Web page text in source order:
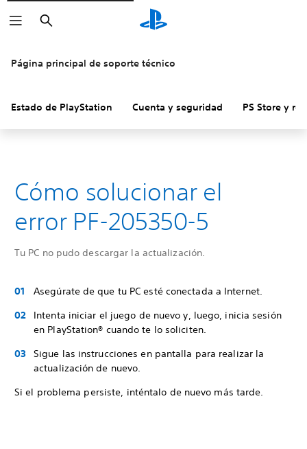
Buscar
Página principal de soporte técnico
Estado de PlayStation Cuenta y seguridad PS Store y
Cómo solucionar el
error PF-205350-5
Tu PC no pudo descargar la actualización.
Asegúrate de que tu PC esté conectada a Internet.
Intenta iniciar el juego de nuevo y, luego, inicia sesión
en PlayStation® cuando te lo soliciten.
Sigue las instrucciones en pantalla para realizar la
actualización de nuevo.
Si el problema persiste, inténtalo de nuevo más tarde.